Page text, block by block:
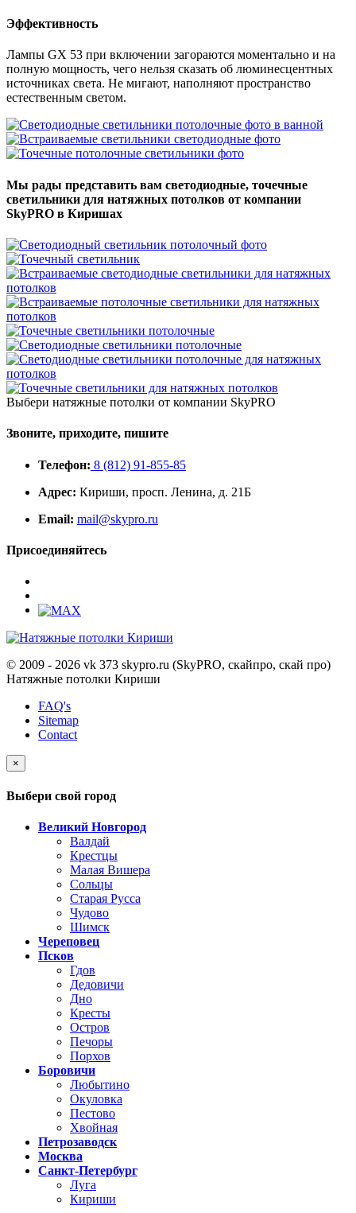
Эффективность
Лампы GX 53 при включении загораются моментально и на
полную мощность, чего нельзя сказать об люминесцентных
источниках света. Не мигают, наполняют пространство
естественным светом.
Мы рады представить вам светодиодные, точечные
светильники для натяжных потолков от компании
SkyPRO в Киришах
Выбери натяжные потолки от компании SkyPRO
Звоните, приходите, пишите
Телефон: 8 (812) 91-855-85
Адрес: Кириши, просп. Ленина, д. 21Б
Email: mail@skypro.ru
Присоединяйтесь
© 2009 - 2026 vk 373 skypro.ru (SkyPRO, скайпро, скай про)
Натяжные потолки Кириши
FAQ's
Sitemap
Contact
×
Выбери свой город
Великий Новгород
Валдай
Крестцы
Малая Вишера
Сольцы
Старая Русса
Чудово
Шимск
Череповец
Псков
Гдов
Дедовичи
Дно
Кресты
Остров
Печоры
Порхов
Боровичи
Любытино
Окуловка
Пестово
Хвойная
Петрозаводск
Москва
Санкт-Петербург
Луга
Кириши